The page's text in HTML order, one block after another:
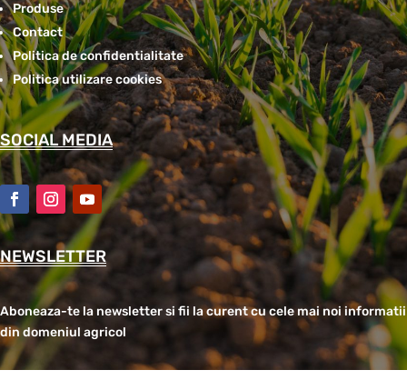
Produse
Contact
Politica de confidentialitate
Politica utilizare cookies
SOCIAL MEDIA
NEWSLETTER
Aboneaza-te la newsletter si fii la curent cu cele mai noi informatii
din domeniul agricol